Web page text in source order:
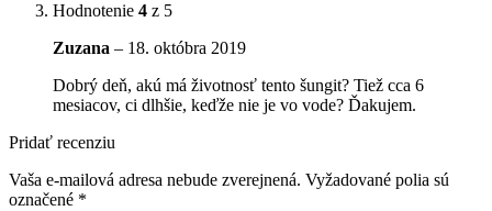
Hodnotenie 4 z 5
Zuzana – 18. októbra 2019
Dobrý deň, akú má životnosť tento šungit? Tiež cca 6
mesiacov, ci dlhšie, keďže nie je vo vode? Ďakujem.
Pridať recenziu
Vaša e-mailová adresa nebude zverejnená. Vyžadované polia sú
označené *